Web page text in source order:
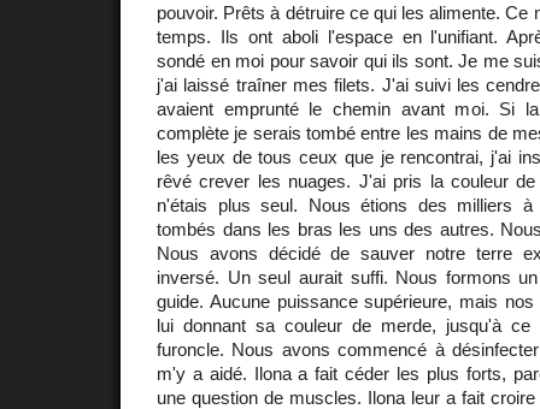
pouvoir. Prêts à détruire ce qui les alimente. Ce
temps. Ils ont aboli l'espace en l'unifiant.
sondé en moi pour savoir qui ils sont. Je me
j'ai laissé traîner mes filets. J'ai suivi les
avaient emprunté le chemin avant moi. Si
complète je serais tombé entre les mains de
les yeux de tous ceux que je rencontrai, j'ai
rêvé crever les nuages. J'ai pris la couleur
n'étais plus seul. Nous étions des milliers à
tombés dans les bras les uns des autres.
Nous avons décidé de sauver notre terre
inversé. Un seul aurait suffi. Nous formons
guide. Aucune puissance supérieure, mais
lui donnant sa couleur de merde, jusqu'à
furoncle. Nous avons commencé à
m'y a aidé. Ilona a fait céder les plus forts,
une question de muscles. Ilona leur a fait